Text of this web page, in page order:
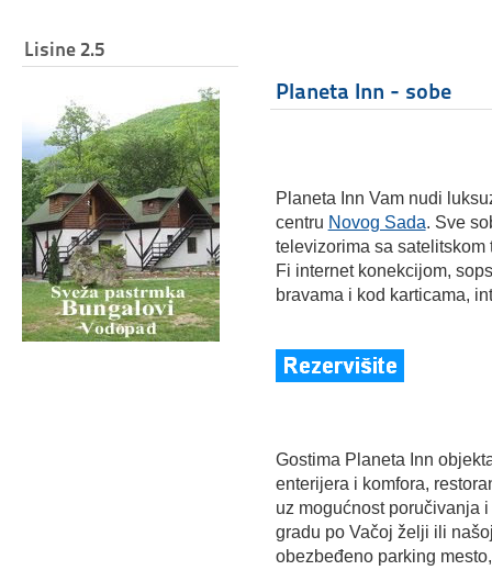
Lisine 2.5
Planeta Inn - sobe
Planeta Inn Vam nudi
centru Novog Sada. Sve
televizorima sa
Fi internet konekcijom,
bravama i kod karticama,
Gostima Planeta Inn
enterijera i komfora,
uz mogućnost poručivanja
gradu po Vačoj želji ili
obezbeđeno parking